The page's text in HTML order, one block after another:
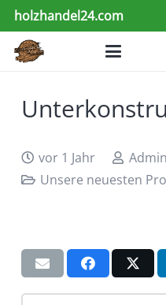
holzhandel24.com
vor 1 Jahr
Unsere neuesten